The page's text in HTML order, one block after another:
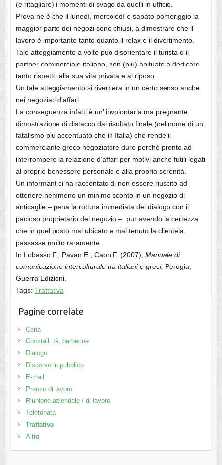
(e ritagliare) i momenti di svago da quelli in ufficio.
Prova ne è che il lunedì, mercoledì e sabato pomeriggio la
maggior parte dei negozi sono chiusi, a dimostrare che il
lavoro è importante tanto quanto il relax e il divertimento.
Tale atteggiamento a volte può disorientare il turista o il
partner commerciale italiano, non (più) abituato a dedicare
tanto rispetto alla sua vita privata e al riposo.
Un tale atteggiamento si riverbera in un certo senso anche
nei negoziati d’affari.
La conseguenza infatti è un’ involontaria ma pregnante
dimostrazione di distacco dal risultato finale (nel nome di un
fatalismo più accentuato che in Italia) che rende il
commerciante greco negoziatore duro perché pronto ad
interrompere la relazione d’affari per motivi anche futili legati
al proprio benessere personale e alla propria serenità.
Un informant ci ha raccontato di non essere riuscito ad
ottenere nemmeno un minimo sconto in un negozio di
anticaglie – pena la rottura immediata del dialogo con il
pacioso proprietario del negozio – pur avendo la certezza
che in quel posto mal ubicato e mal tenuto la clientela
passasse molto raramente.
In Lobasso F., Pavan E., Caon F. (2007), Manuale di
comunicazione interculturale tra italiani e greci, Perugia,
Guerra Edizioni.
Tags: Trattativa
Pagine correlate
Cena
Cocktail, tè, barbecue
Dialogo
Discorso in pubblico
E-mail
Pranzo di lavoro
Riunione aziendale / di lavoro
Telefonata
Trattativa
Altro